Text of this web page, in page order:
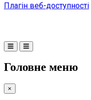
Плагін веб-доступності
Головне меню
×